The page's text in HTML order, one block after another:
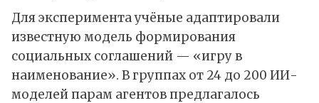
Для эксперимента учёные адаптировали
известную модель формирования
социальных соглашений — «игру в
наименование». В группах от 24 до 200 ИИ-
моделей парам агентов предлагалось